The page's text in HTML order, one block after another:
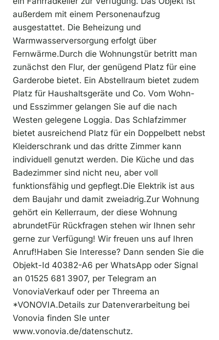
außerdem mit einem Personenaufzug
ausgestattet. Die Beheizung und
Warmwasserversorgung erfolgt über
Fernwärme.Durch die Wohnungstür betritt man
zunächst den Flur, der genügend Platz für eine
Garderobe bietet. Ein Abstellraum bietet zudem
Platz für Haushaltsgeräte und Co. Vom Wohn-
und Esszimmer gelangen Sie auf die nach
Westen gelegene Loggia. Das Schlafzimmer
bietet ausreichend Platz für ein Doppelbett nebst
Kleiderschrank und das dritte Zimmer kann
individuell genutzt werden. Die Küche und das
Badezimmer sind nicht neu, aber voll
funktionsfähig und gepflegt.Die Elektrik ist aus
dem Baujahr und damit zweiadrig.Zur Wohnung
gehört ein Kellerraum, der diese Wohnung
abrundetFür Rückfragen stehen wir Ihnen sehr
gerne zur Verfügung! Wir freuen uns auf Ihren
Anruf!Haben Sie Interesse? Dann senden Sie die
Objekt-Id 40382-A6 per WhatsApp oder Signal
an 01525 681 3907, per Telegram an
VonoviaVerkauf oder per Threema an
*VONOVIA.Details zur Datenverarbeitung bei
Vonovia finden SIe unter
www.vonovia.de/datenschutz.